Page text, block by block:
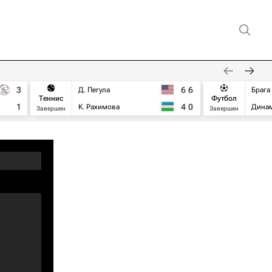
3
1
Теннис
Завершен
Д. Пегула
К. Рахимова
6 6
4 0
Футбол
Завершен
Брага